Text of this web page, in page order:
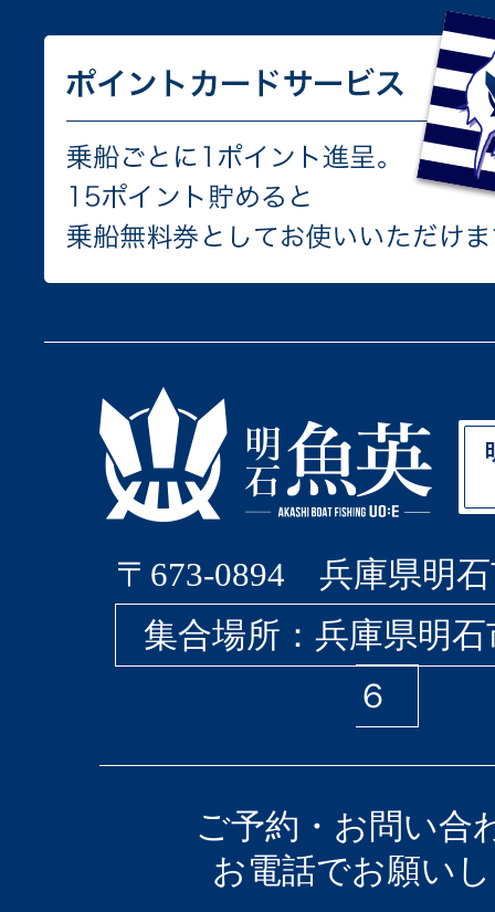
〒673-0894 兵庫県明石
集合場所：兵庫県明
６
ご予約・お問い合
お電話でお願い